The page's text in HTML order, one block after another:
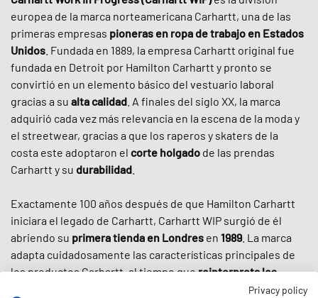
europea de la marca norteamericana Carhartt, una de las
primeras empresas pioneras en ropa de trabajo en Estados
Unidos . Fundada en 1889, la empresa Carhartt original fue
fundada en Detroit por Hamilton Carhartt y pronto se
convirtió en un elemento básico del vestuario laboral
gracias a su alta calidad . A finales del siglo XX, la marca
adquirió cada vez más relevancia en la escena de la moda y
el streetwear, gracias a que los raperos y skaters de la
costa este adoptaron el corte holgado de las prendas
Carhartt y su durabilidad
Exactamente 100 años después de que Hamilton Carhartt
iniciara el legado de Carhartt, Carhartt WIP surgió de él
abriendo su primera tienda en Londres en 1989. La marca
adapta cuidadosamente las características principales de
los productos Carhartt, al tiempo quereinterpreta los
para los aficionados al streetwear que
Privacy policy